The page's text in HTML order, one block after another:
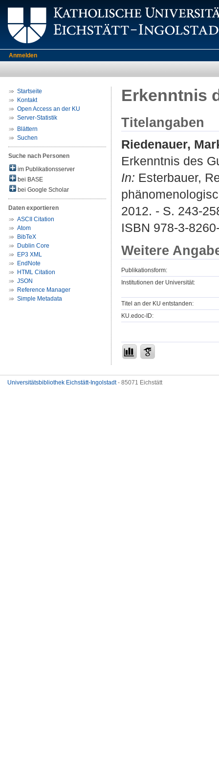
Anmelden
Startseite
Kontakt
Open Access an der KU
Server-Statistik
Blättern
Suchen
Suche nach Personen
im Publikationsserver
bei BASE
bei Google Scholar
Daten exportieren
ASCII Citation
Atom
BibTeX
Dublin Core
EP3 XML
EndNote
HTML Citation
JSON
Reference Manager
Simple Metadata
Erkenntnis
Titelangaben
Riedenauer,
Erkenntnis des
In: Esterbauer,
2012. - S. 243-
ISBN 978-3-
Weitere
Publikationsform:
Institutionen der Universität:
Titel an der KU entstanden:
KU.edoc-ID:
Universitätsbibliothek Eichstätt-Ingolstadt- 85071 Eichstätt